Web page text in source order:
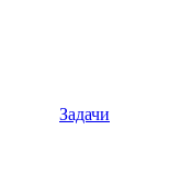
Задачи